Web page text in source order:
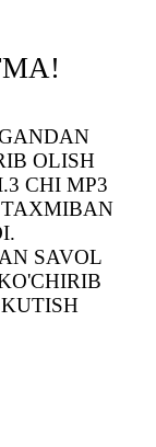
OLISH
CHI MP3
SAVOL